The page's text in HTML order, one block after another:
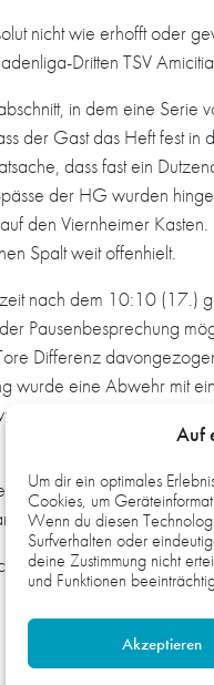
Auf
Um dir ein optimales
Cookies, um
Wenn du diesen
Surfverhalten oder
deine Zustimmung nicht
und Funktionen
Akzeptieren
nicht wie erhofft oder
Dritten TSV
in dem eine Serie
der Gast das Heft fest
dass fast ein
der HG wurden
den Viernheimer
Spalt weit offenhielt.
nach dem 10:10 (17.)
Pausenbesprechung
Differenz
wurde eine Abwehr mit
aber letztlich nicht
schweren
gebracht werden
(1), Kuhlee, Auth (4),